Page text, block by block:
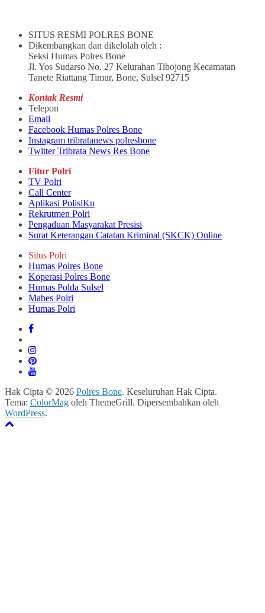
SITUS RESMI POLRES BONE
Dikembangkan dan dikelolah oleh :
Seksi Humas Polres Bone
Jl. Yos Sudarso No. 27 Kelurahan Tibojong Kecamatan
Tanete Riattang Timur, Bone, Sulsel 92715
Kontak Resmi
Telepon
Email
Facebook Humas Polres Bone
Instagram tribratanews polresbone
Twitter Tribrata News Res Bone
Fitur Polri
TV Polri
Call Center
Aplikasi PolisiKu
Rekrutmen Polri
Pengaduan Masyarakat Presisi
Surat Keterangan Catatan Kriminal (SKCK) Online
Situs Polri
Humas Polres Bone
Koperasi Polres Bone
Humas Polda Sulsel
Mabes Polri
Humas Polri
Hak Cipta © 2026 Polres Bone. Keseluruhan Hak Cipta.
Tema: ColorMag oleh ThemeGrill. Dipersembahkan oleh
WordPress.